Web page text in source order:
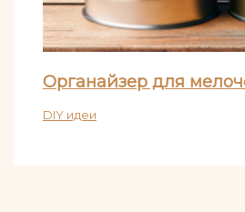
Органайзер для
DIY идеи